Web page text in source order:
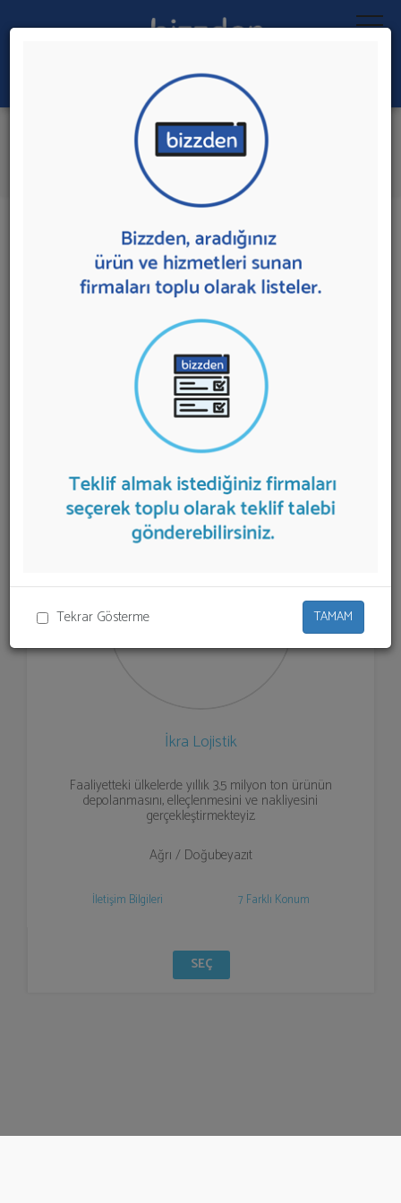
Tekrar Gösterme TAMAM
Ara:
İlk 1 Firmadan Teklif İste
1 sonuç bulundu.
Doğubeyazıt'daLojistik
sunan firmalar
aşağıda listelenmektedir.Lojistik
teklifi almak için
listeden seçim yapıp ya da "İlk 5 Firmadan Teklif İste"
kısmından toplu olarak teklif talebinizi firmalara
aktarabilirsiniz.
İkra Lojistik
Faaliyetteki ülkelerde yıllık 3.5 milyon ton ürünün
depolanmasını, elleçlenmesini ve nakliyesini
gerçekleştirmekteyiz.
Ağrı / Doğubeyazıt
İletişim Bilgileri 7 Farklı Konum
SEÇ